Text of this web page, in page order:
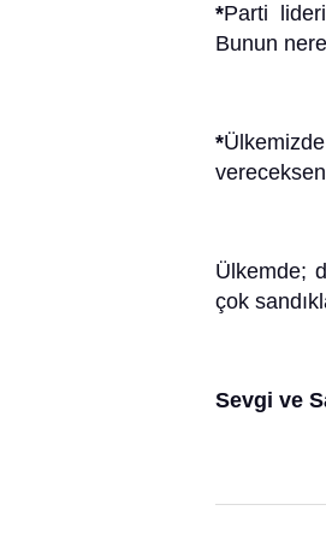
*Parti
Bunun
*
Ülkemde;
çok
Sevgi ve